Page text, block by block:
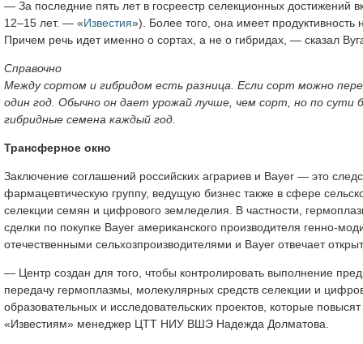
— За последние пять лет в госреестр селекционных
12–15 лет. — «Известия»). Более того, она имеет
Причем речь идет именно о сортах, а не о гибридах, — сказал
Справочно
Между сортом и гибридом есть разница. Если сорт можно
один год. Обычно он дает урожай лучше, чем сорт, но по сути
гибридные семена каждый год.
Трансферное окно
Заключение соглашений российских аграриев и Bayer — это
фармацевтическую группу, ведущую бизнес также в сфере
селекции семян и цифрового земледелия. В частности,
сделки по покупке Bayer американского производителя генно-
отечественными сельхозпроизводителями и Bayer отвечает
— Центр создан для того, чтобы контролировать выполнение
передачу гермоплазмы, молекулярных средств селекции и
образовательных и исследовательских проектов, которые
«Известиям» менеджер ЦТТ НИУ ВШЭ Надежда Долматова.